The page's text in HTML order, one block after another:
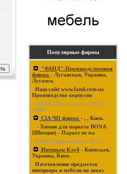
Популярные фирмы
"ФАНД"-Производственная
фирма - Луганская, Украина,
Луганск.
Наш сайт www.fand.com.ua
Производство корпусно
(24366 Просмотров с 10-03-
2008)
CIA ЧП фирма - , , Киев.
- Химия для паркета BONA
(Швеция) - Паркет из ма
(15436 Просмотров с 0-0-)
Интерьер Клуб - Киевская,
Украина, Киев.
Изготовление предметов
интерьера и мебели на заказ